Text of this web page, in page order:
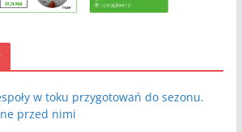
w toku przygotowań do sezonu.
przed nimi